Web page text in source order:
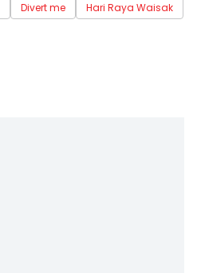
Divert me
Hari Raya Waisak